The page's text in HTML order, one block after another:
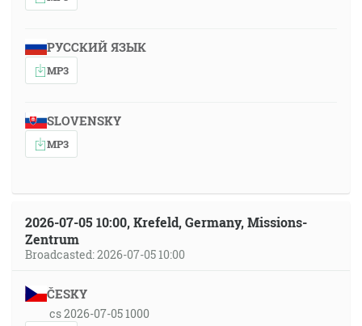
РУССКИЙ ЯЗЫК
MP3
SLOVENSKY
MP3
2026-07-05 10:00, Krefeld, Germany, Missions-
Zentrum
Broadcasted: 2026-07-05 10:00
ČESKY
cs 2026-07-05 1000